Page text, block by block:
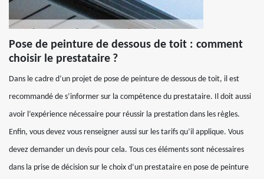
Pose de peinture de dessous de toit : comment
choisir le prestataire ?
Dans le cadre d’un projet de pose de peinture de dessous de toit, il est
recommandé de s’informer sur la compétence du prestataire. Il doit aussi
avoir l’expérience nécessaire pour réussir la prestation dans les règles.
Enfin, vous devez vous renseigner aussi sur les tarifs qu’il applique. Vous
devez demander un devis pour cela. Tous ces éléments sont nécessaires
dans la prise de décision sur le choix d’un prestataire en pose de peinture